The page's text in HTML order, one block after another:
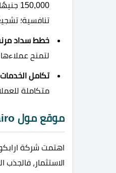
تنافسية؛
خطط سداد
لتمنح
تكامل الخدمات
متكاملة
موقع مول Hub Walk New Cairo
الاستثمار،